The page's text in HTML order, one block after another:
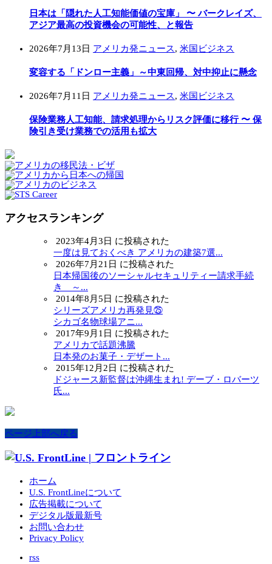
日本は「隠れた人工知能価値の宝庫」 〜 バークレイズ、
アジア最高の投資機会の可能性、と報告
2026年7月13日 アメリカ発ニュース, 米国ビジネス
変容する「ドンロー主義」～中東回帰、対中抑止に懸念
2026年7月11日 アメリカ発ニュース, 米国ビジネス
保険業務人工知能、請求処理からリスク評価に移行 〜 保
険引き受け業務での活用も拡大
アクセスランキング
2023年4月3日 に投稿された
一度は見ておくべき アメリカの建築7選...
2026年7月21日 に投稿された
日本帰国後のソーシャルセキュリティー請求手続
き ～...
2014年8月5日 に投稿された
シリーズアメリカ再発見㉕
シカゴ名物球場アニ...
2017年9月1日 に投稿された
アメリカで話題沸騰
日本発のお菓子・デザート...
2015年12月2日 に投稿された
ドジャース新監督は沖縄生まれ! デーブ・ロバーツ
氏...
ページ上部へ戻る
ホーム
U.S. FrontLineについて
広告掲載について
デジタル版最新号
お問い合わせ
Privacy Policy
rss